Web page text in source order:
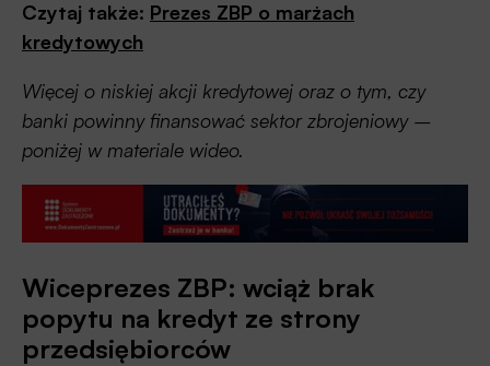
Czytaj także: Prezes ZBP o marżach
kredytowych
Więcej o niskiej akcji kredytowej oraz o tym, czy
banki powinny finansować sektor zbrojeniowy –
poniżej w materiale wideo.
Wiceprezes ZBP: wciąż brak
popytu na kredyt ze strony
przedsiębiorców